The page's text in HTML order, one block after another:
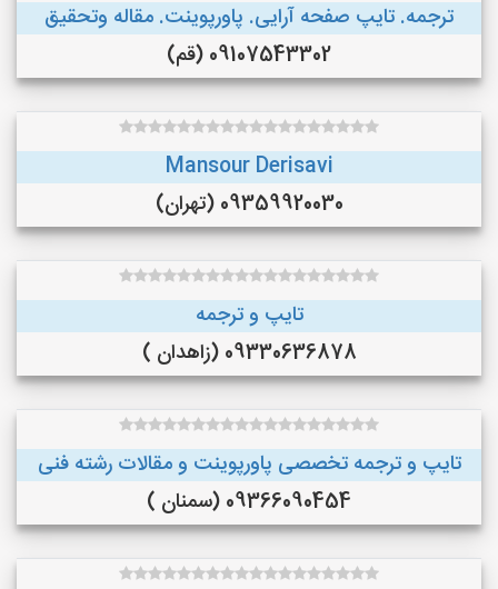
ترجمه. تایپ صفحه آرایی. پاورپوینت. مقاله وتحقیق
09107543302 (قم)
Mansour Derisavi
09359920030 (تهران)
تایپ و ترجمه
09330636878 (زاهدان )
تایپ و ترجمه تخصصی پاورپوینت و مقالات رشته فنی
09366090454 (سمنان )